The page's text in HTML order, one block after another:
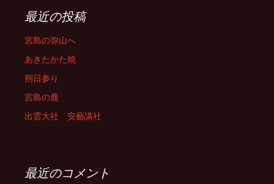
最近の投稿
宮島の弥山へ
あきたかた焼
朔日参り
宮島の鹿
出雲大社 安藝講社
最近のコメント